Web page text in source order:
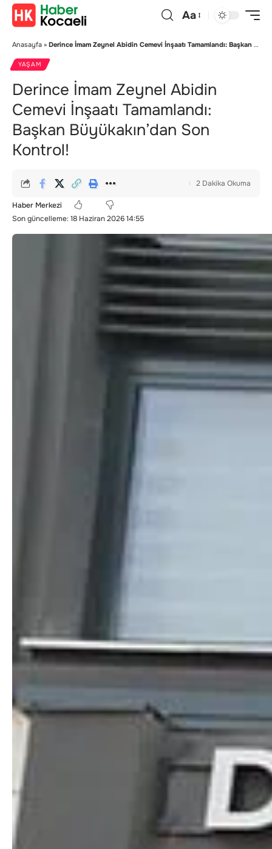
Aa
Anasayfa » Derince İmam Zeynel Abidin Cemevi İnşaatı Tamamlandı: Başkan Büyükakın’dan Son Kontrol!
YAŞAM
Derince İmam Zeynel Abidin
Cemevi İnşaatı Tamamlandı:
Başkan Büyükakın’dan Son
Kontrol!
Son güncelleme: 18 Haziran 2026 14:55
Haber Merkezi
2 Dakika Okuma